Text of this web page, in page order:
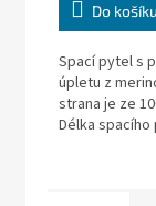
Do košíku
Spací pytel s
úpletu z
strana je ze
Délka spacího